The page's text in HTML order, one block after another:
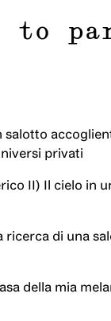
to
salotto
privati
II) Il cielo in
di una
della mia